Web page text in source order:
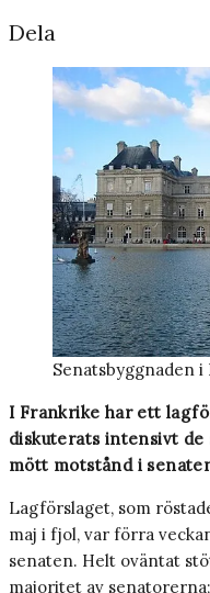
Dela
Senatsbyggnaden i
I Frankrike har ett
diskuterats intensivt de
mött motstånd i
Lagförslaget, som
maj i fjol, var förra
senaten. Helt oväntat
majoritet av